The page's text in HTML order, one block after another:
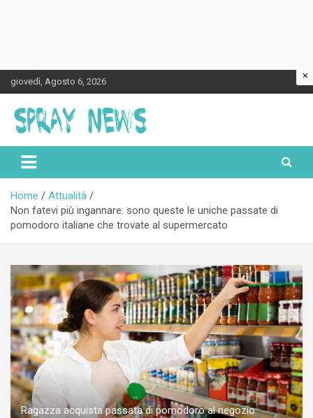
Skip
to
content
giovedì, Agosto 6, 2026
Spraynews.it
Home
Attualità
Non fatevi più ingannare: sono queste le uniche passate di
pomodoro italiane che trovate al supermercato
Ragazza acquista passata di pomodoro al negozio
×